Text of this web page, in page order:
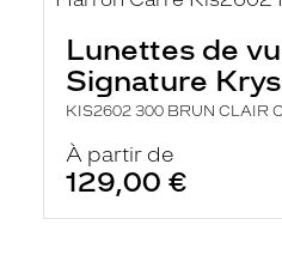
Lunettes de
Signature Krys
KIS2602 300 BRUN CLAIR
À partir de
129,00 €